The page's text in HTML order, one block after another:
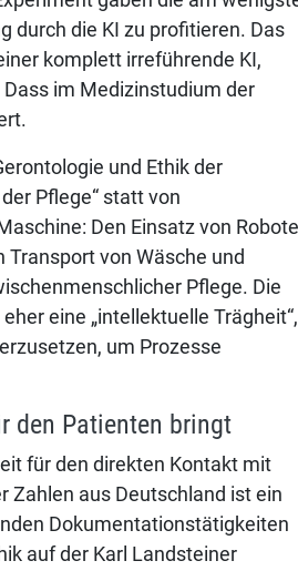
durch die KI zu profitieren. Das
komplett irreführende KI,
im Medizinstudium der
und Ethik der
Pflege“ statt von
Den Einsatz von
von Wäsche und
Pflege. Die
eine „intellektuelle Trägheit“,
um Prozesse
den Patienten bringt
für den direkten Kontakt mit
Zahlen aus Deutschland ist ein
Dokumentationstätigkeiten
auf der Karl Landsteiner